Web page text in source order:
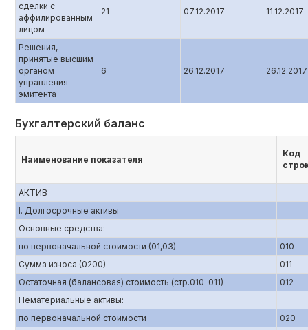
сделки с
аффилированным
лицом
21 07.12.2017 11.12.2017
Решения,
принятые высшим
органом
управления
эмитента
6 26.12.2017 26.12.2017
Бухгалтерский баланс
Наименование показателя
Код
АКТИВ
I. Долгосрочные активы
Основные средства:
по первоначальной стоимости (01,03)
010
Сумма износа (0200)
011
Остаточная (балансовая) стоимость (стр.010-011)
012
Нематериальные активы:
по первоначальной стоимости
020